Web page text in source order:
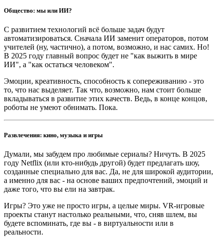
Общество: мы или ИИ?
С развитием технологий всё больше задач будут
автоматизироваться. Сначала ИИ заменит операторов, потом
учителей (ну, частично), а потом, возможно, и нас самих. Но!
В 2025 году главный вопрос будет не "как выжить в мире
ИИ", а "как остаться человеком".
Эмоции, креативность, способность к сопереживанию - это
то, что нас выделяет. Так что, возможно, нам стоит больше
вкладываться в развитие этих качеств. Ведь, в конце концов,
роботы не умеют обнимать. Пока.
Развлечения: кино, музыка и игры
Думали, мы забудем про любимые сериалы? Ничуть. В 2025
году Netflix (или кто-нибудь другой) будет предлагать шоу,
созданные специально для вас. Да, не для широкой аудитории,
а именно для вас - на основе ваших предпочтений, эмоций и
даже того, что вы ели на завтрак.
Игры? Это уже не просто игры, а целые миры. VR-игровые
проекты станут настолько реальными, что, сняв шлем, вы
будете вспоминать, где вы - в виртуальности или в
реальности.